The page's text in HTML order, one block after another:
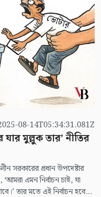
08-14T05:34:31.081Z
মুল্লুক তার’ নীতির
সরকারের প্রধান উপদেষ্টার
এমন নির্বাচন চাই, যা
তার মতে এই নির্বাচন হবে